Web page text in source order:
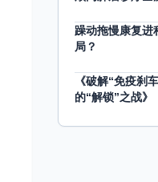
躁动拖慢康复进
局？
《破解“免疫刹
的“解锁”之战》